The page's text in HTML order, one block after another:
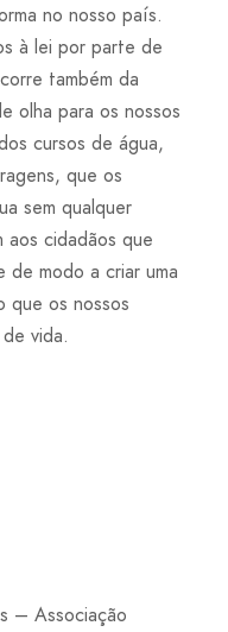
no nosso país.
à lei por parte de
também da
olha para os nossos
cursos de água,
que os
sem qualquer
aos cidadãos que
modo a criar uma
que os nossos
vida.
– Associação